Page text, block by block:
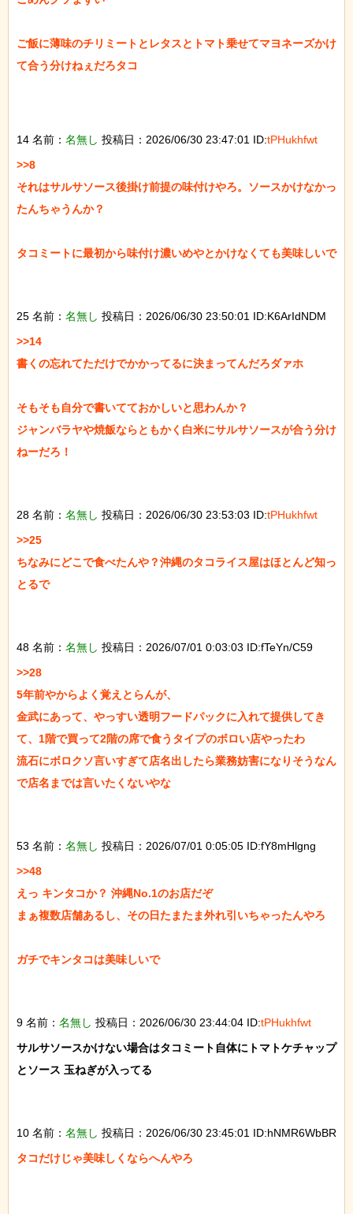
ご飯に薄味のチリミートとレタスとトマト乗せてマヨネーズかけ
て合う分けねぇだろタコ
14 名前： 名無し 投稿日：2026/06/30 23:47:01 ID:tPHukhfwt
>>8
それはサルサソース後掛け前提の味付けやろ。ソースかけなかっ
たんちゃうんか？
タコミートに最初から味付け濃いめやとかけなくても美味しいで
25 名前： 名無し 投稿日：2026/06/30 23:50:01 ID:K6ArIdNDM
>>14
書くの忘れてただけでかかってるに決まってんだろダァホ
そもそも自分で書いてておかしいと思わんか？
ジャンバラヤや焼飯ならともかく白米にサルサソースが合う分け
ねーだろ！
28 名前： 名無し 投稿日：2026/06/30 23:53:03 ID:tPHukhfwt
>>25
ちなみにどこで食べたんや？沖縄のタコライス屋はほとんど知っ
とるで
48 名前： 名無し 投稿日：2026/07/01 0:03:03 ID:fTeYn/C59
>>28
5年前やからよく覚えとらんが、
金武にあって、やっすい透明フードパックに入れて提供してき
て、1階で買って2階の席で食うタイプのボロい店やったわ
流石にボロクソ言いすぎて店名出したら業務妨害になりそうなん
で店名までは言いたくないやな
53 名前： 名無し 投稿日：2026/07/01 0:05:05 ID:fY8mHlgng
>>48
えっ キンタコか？ 沖縄No.1のお店だぞ
まぁ複数店舗あるし、その日たまたま外れ引いちゃったんやろ
ガチでキンタコは美味しいで
9 名前： 名無し 投稿日：2026/06/30 23:44:04 ID:tPHukhfwt
サルサソースかけない場合はタコミート自体にトマトケチャップ
とソース 玉ねぎが入ってる
10 名前： 名無し 投稿日：2026/06/30 23:45:01 ID:hNMR6WbBR
タコだけじゃ美味しくならへんやろ